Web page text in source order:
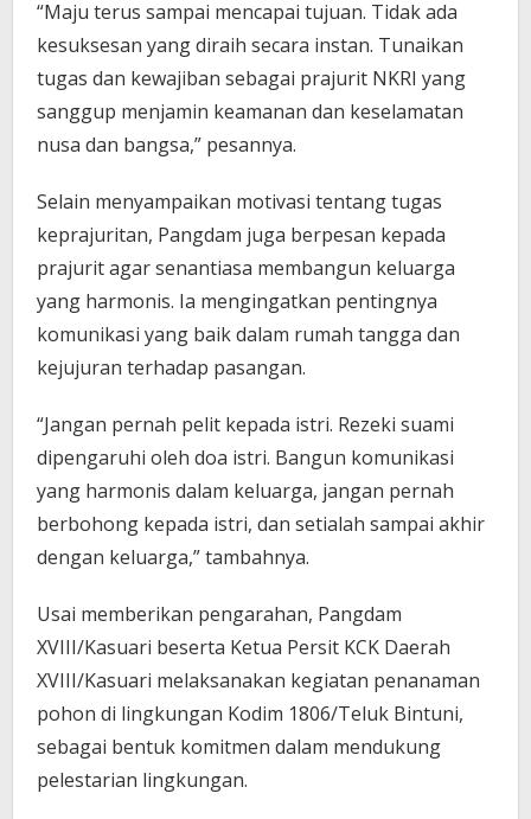
“Maju terus sampai mencapai tujuan. Tidak ada
kesuksesan yang diraih secara instan. Tunaikan
tugas dan kewajiban sebagai prajurit NKRI yang
sanggup menjamin keamanan dan keselamatan
nusa dan bangsa,” pesannya.
Selain menyampaikan motivasi tentang tugas
keprajuritan, Pangdam juga berpesan kepada
prajurit agar senantiasa membangun keluarga
yang harmonis. Ia mengingatkan pentingnya
komunikasi yang baik dalam rumah tangga dan
kejujuran terhadap pasangan.
“Jangan pernah pelit kepada istri. Rezeki suami
dipengaruhi oleh doa istri. Bangun komunikasi
yang harmonis dalam keluarga, jangan pernah
berbohong kepada istri, dan setialah sampai akhir
dengan keluarga,” tambahnya.
Usai memberikan pengarahan, Pangdam
XVIII/Kasuari beserta Ketua Persit KCK Daerah
XVIII/Kasuari melaksanakan kegiatan penanaman
pohon di lingkungan Kodim 1806/Teluk Bintuni,
sebagai bentuk komitmen dalam mendukung
pelestarian lingkungan.